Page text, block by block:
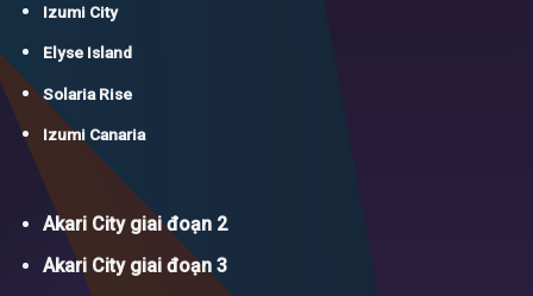
Izumi City
Elyse Island
Solaria Rise
Izumi Canaria
Akari City giai đoạn 2
Akari City giai đoạn 3